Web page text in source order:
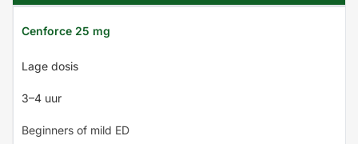
Cenforce 25 mg
Lage dosis
3–4 uur
Beginners of mild ED